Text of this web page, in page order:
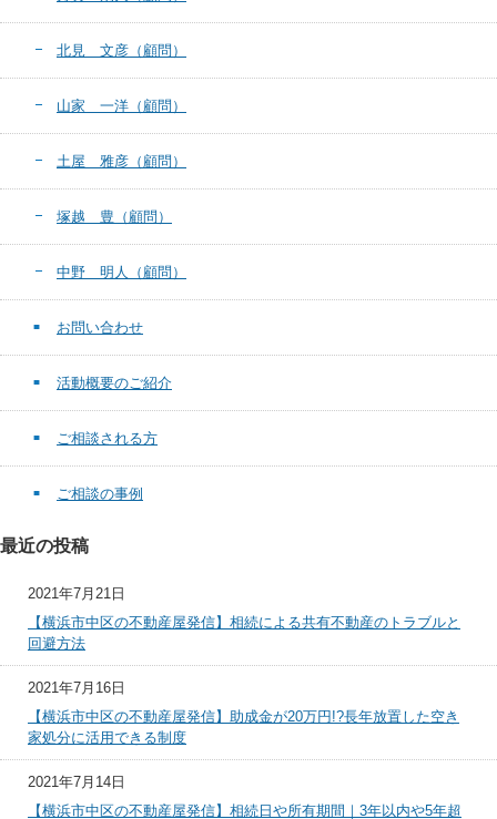
北見 文彦（顧問）
山家 一洋（顧問）
土屋 雅彦（顧問）
塚越 豊（顧問）
中野 明人（顧問）
お問い合わせ
活動概要のご紹介
ご相談される方
ご相談の事例
最近の投稿
2021年7月21日
【横浜市中区の不動産屋発信】相続による共有不動産のトラブルと
回避方法
2021年7月16日
【横浜市中区の不動産屋発信】助成金が20万円!?長年放置した空き
家処分に活用できる制度
2021年7月14日
【横浜市中区の不動産屋発信】相続日や所有期間｜3年以内や5年超